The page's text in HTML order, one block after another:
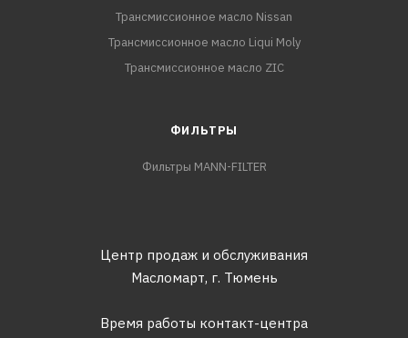
Трансмиссионное масло Nissan
Трансмиссионное масло Liqui Moly
Трансмиссионное масло ZIC
ФИЛЬТРЫ
Фильтры MANN-FILTER
Центр продаж и обслуживания
Масломарт, г. Тюмень
Время работы контакт-центра